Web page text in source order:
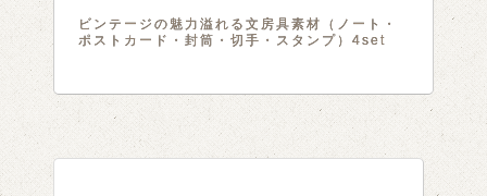
ビンテージの魅力溢れる文房具素材（ノート・
ポストカード・封筒・切手・スタンプ）4set